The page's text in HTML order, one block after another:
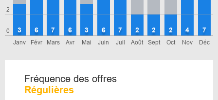
0
2
Janv
3
Févr
6
Mars
7
Avr
6
Mai
3
Juin
6
Juil
7
Août
2
Sept
2
Oct
2
Nov
4
Déc
7
Fréquence des offres
Régulières